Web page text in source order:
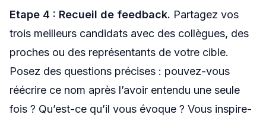
Etape 4 : Recueil de feedback. Partagez vos
trois meilleurs candidats avec des collègues, des
proches ou des représentants de votre cible.
Posez des questions précises : pouvez-vous
réécrire ce nom après l’avoir entendu une seule
fois ? Qu’est-ce qu’il vous évoque ? Vous inspire-